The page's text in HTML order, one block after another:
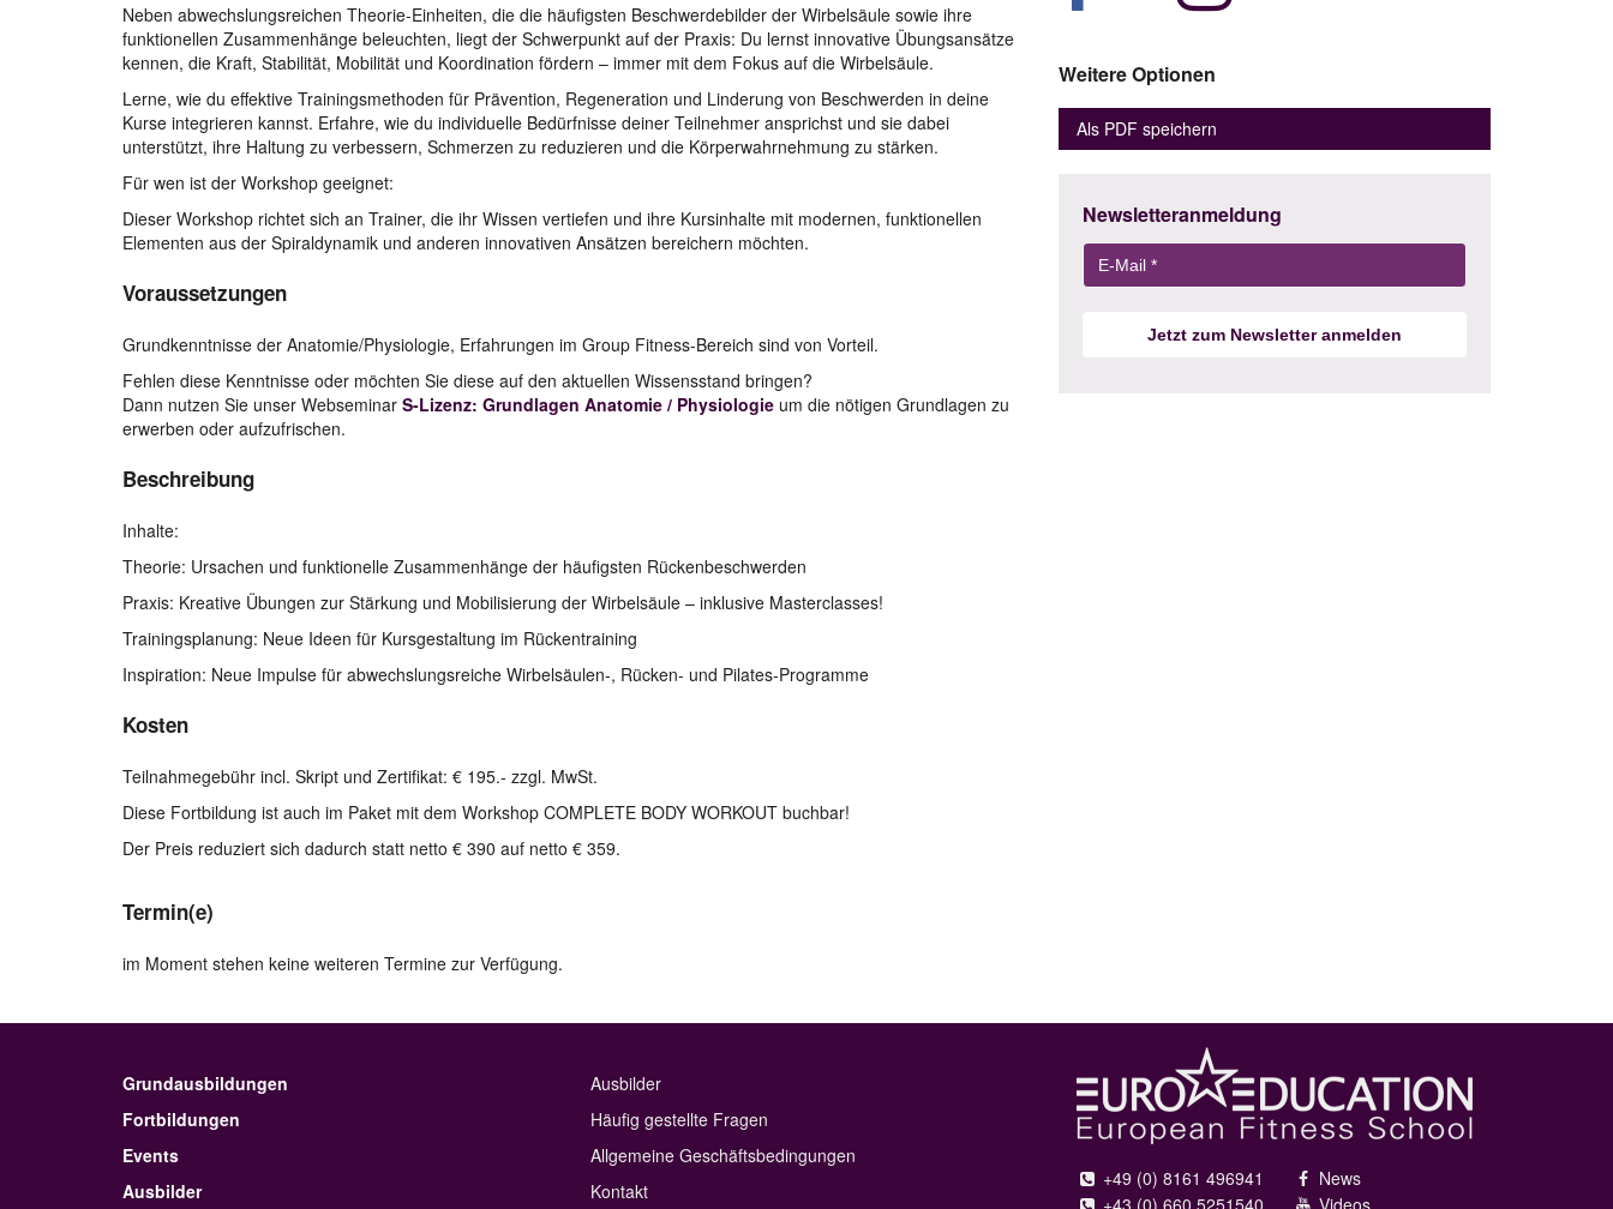
Neben abwechslungsreichen Theorie-Einheiten, die die häufigsten Beschwerdebilder der Wirbelsäule sowie ihre
funktionellen Zusammenhänge beleuchten, liegt der Schwerpunkt auf der Praxis: Du lernst innovative Übungsansätze
kennen, die Kraft, Stabilität, Mobilität und Koordination fördern – immer mit dem Fokus auf die Wirbelsäule.
Lerne, wie du effektive Trainingsmethoden für Prävention, Regeneration und Linderung von Beschwerden in deine
Kurse integrieren kannst. Erfahre, wie du individuelle Bedürfnisse deiner Teilnehmer ansprichst und sie dabei
unterstützt, ihre Haltung zu verbessern, Schmerzen zu reduzieren und die Körperwahrnehmung zu stärken.
Für wen ist der Workshop geeignet:
Dieser Workshop richtet sich an Trainer, die ihr Wissen vertiefen und ihre Kursinhalte mit modernen, funktionellen
Elementen aus der Spiraldynamik und anderen innovativen Ansätzen bereichern möchten.
Voraussetzungen
Grundkenntnisse der Anatomie/Physiologie, Erfahrungen im Group Fitness-Bereich sind von Vorteil.
Fehlen diese Kenntnisse oder möchten Sie diese auf den aktuellen Wissensstand bringen?
Dann nutzen Sie unser Webseminar S-Lizenz: Grundlagen Anatomie / Physiologie um die nötigen Grundlagen zu
erwerben oder aufzufrischen.
Beschreibung
Inhalte:
Theorie: Ursachen und funktionelle Zusammenhänge der häufigsten Rückenbeschwerden
Praxis: Kreative Übungen zur Stärkung und Mobilisierung der Wirbelsäule – inklusive Masterclasses!
Trainingsplanung: Neue Ideen für Kursgestaltung im Rückentraining
Inspiration: Neue Impulse für abwechslungsreiche Wirbelsäulen-, Rücken- und Pilates-Programme
Kosten
Teilnahmegebühr incl. Skript und Zertifikat: € 195.- zzgl. MwSt.
Diese Fortbildung ist auch im Paket mit dem Workshop COMPLETE BODY WORKOUT buchbar!
Der Preis reduziert sich dadurch statt netto € 390 auf netto € 359.
Termin(e)
im Moment stehen keine weiteren Termine zur Verfügung.
Weitere Optionen
Als PDF speichern
Newsletteranmeldung
Jetzt zum Newsletter anmelden
Grundausbildungen
Fortbildungen
Events
Ausbilder
Ausbilder
Häufig gestellte Fragen
Allgemeine Geschäftsbedingungen
Kontakt
+49 (0) 8161 496941
+43 (0) 660 5251540
News
Videos